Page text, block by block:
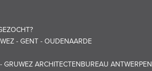
- GENT - OUDENAARDE
GRUWEZ ARCHITECTENBUREAU ANTWERPEN